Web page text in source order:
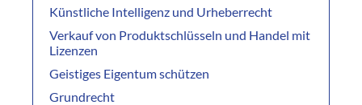
Künstliche Intelligenz und Urheberrecht
Verkauf von Produktschlüsseln und Handel mit
Lizenzen
Geistiges Eigentum schützen
Grundrecht